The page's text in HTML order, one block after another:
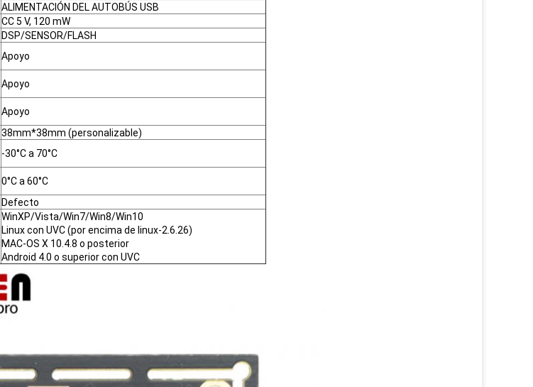
ALIMENTACIÓN DEL AUTOBÚS USB
CC 5 V, 120 mW
DSP/SENSOR/FLASH
Apoyo
Apoyo
Apoyo
38mm*38mm (personalizable)
-30°C a 70°C
0°C a 60°C
Defecto
WinXP/Vista/Win7/Win8/Win10
Linux con UVC (por encima de linux-2.6.26)
MAC-OS X 10.4.8 o posterior
Android 4.0 o superior con UVC